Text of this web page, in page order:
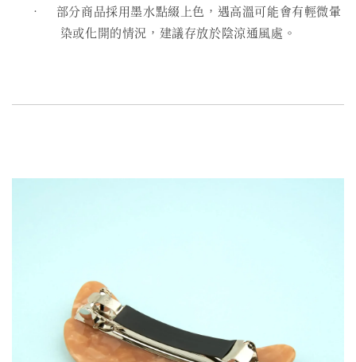
• 部分商品採用墨水點綴上色，遇高溫可能會有輕微暈
染或化開的情況，建議存放於陰涼通風處。